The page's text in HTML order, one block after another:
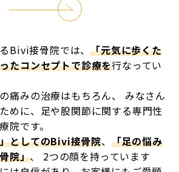
Bivi接骨院では、「元気に歩くた
たコンセプトで診療を行なってい
痛みの治療はもちろん、
みなさん
めに、足や股関節に関する専門性
院です。
としてのBivi接骨院、 「足の悩み
院」、
2つの顔を持っています